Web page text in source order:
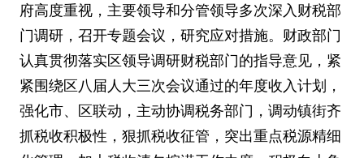
府高度重视，主要领导和分管领导多次深入财税部
门调研，召开专题会议，研究应对措施。财政部门
认真贯彻落实区领导调研财税部门的指导意见，紧
紧围绕区八届人大三次会议通过的年度收入计划，
强化市、区联动，主动协调税务部门，调动镇街齐
抓税收积极性，狠抓税收征管，突出重点税源精细